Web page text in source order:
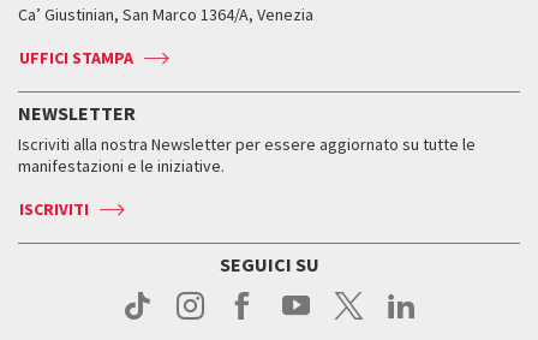
Come raggiungerci
Press
Orari e sedi
Accrediti
Come raggiungerci
Biglietti
Accrediti
Come raggiungerci
Contatti
Press
Come raggiungerci
Press
Leone d’argento
Edizioni passate
Orari e sedi
Biglietti
Servizi al pubblico
Come raggiungerci
Contatti
Biennale College ASAC
ASAC DATI
Storia
Orari e sedi
Ca’ Giustinian, San Marco 1364/A, Venezia
UFFICI STAMPA
NEWSLETTER
Iscriviti alla nostra Newsletter per essere aggiornato su tutte le
manifestazioni e le iniziative.
ISCRIVITI
SEGUICI SU